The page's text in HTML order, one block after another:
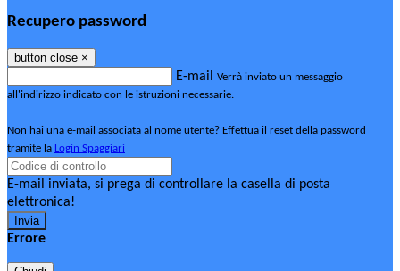
Recupero password
button close ×
E-mail Verrà inviato un messaggio
all'indirizzo indicato con le istruzioni necessarie.
Non hai una e-mail associata al nome utente? Effettua il reset della password
tramite la Login Spaggiari
E-mail inviata, si prega di controllare la casella di posta
elettronica!
Errore